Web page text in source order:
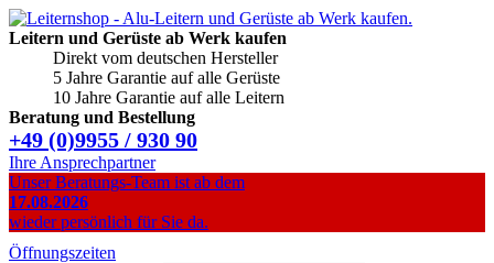
Leitern und Gerüste ab Werk kaufen
Direkt vom deutschen Hersteller
5 Jahre Garantie auf alle Gerüste
10 Jahre Garantie auf alle Leitern
Beratung und Bestellung
+49 (0)9955 / 930 90
Ihre Ansprechpartner
Unser Beratungs-Team ist ab dem
17.08.2026
wieder persönlich für Sie da.
Öffnungszeiten